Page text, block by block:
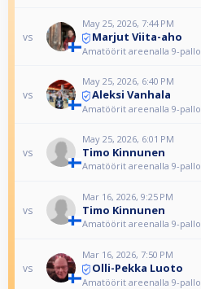
vs
May 25, 2026, 7:44 PM
Marjut Viita-aho
Amatöörit areenalla 9-pallo
vs
May 25, 2026, 6:40 PM
Aleksi Vanhala
Amatöörit areenalla 9-pallo
vs
May 25, 2026, 6:01 PM
Timo Kinnunen
Amatöörit areenalla 9-pallo
vs
Mar 16, 2026, 9:25 PM
Timo Kinnunen
Amatöörit areenalla 9-pallo
vs
Mar 16, 2026, 7:50 PM
Olli-Pekka Luoto
Amatöörit areenalla 9-pallo